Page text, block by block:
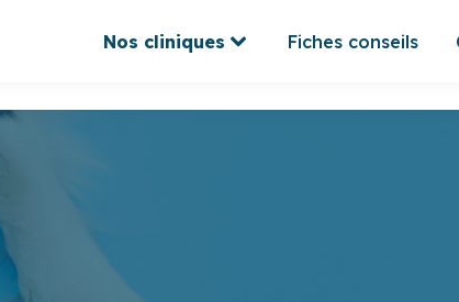
Nos cliniques Fiches conseils
Nos cliniques Fiches conseils